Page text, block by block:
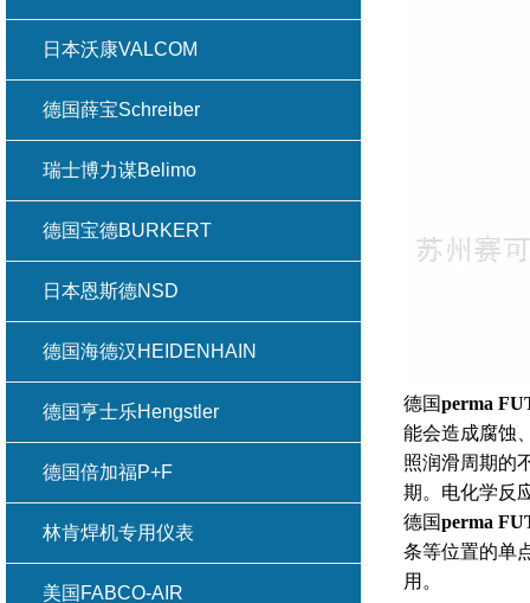
德国perma
能会造成腐蚀
照润滑周期的
期。电化学反
德国perma
条等位置的单
用。
日本沃康VALCOM
德国薛宝Schreiber
瑞士博力谋Belimo
德国宝德BURKERT
日本恩斯德NSD
德国海德汉HEIDENHAIN
德国亨士乐Hengstler
德国倍加福P+F
林肯焊机专用仪表
美国FABCO-AIR